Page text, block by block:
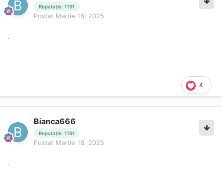
Reputație: 1191
Postat Martie 18, 2025
.
4
Bianca666
Reputație: 1191
Postat Martie 18, 2025
.